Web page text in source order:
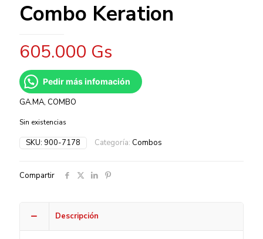
Combo Keration
605.000 Gs
Pedir más infomación
GA.MA, COMBO
Sin existencias
SKU: 900-7178 Categoría: Combos
Compartir
Descripción